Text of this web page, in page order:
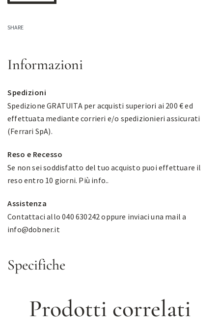
SHARE
Informazioni
Spedizioni
Spedizione GRATUITA per acquisti superiori ai 200 € ed
effettuata mediante corrieri e/o spedizionieri assicurati
(Ferrari SpA).
Reso e Recesso
Se non sei soddisfatto del tuo acquisto puoi effettuare il
reso entro 10 giorni. Più info..
Assistenza
Contattaci allo 040 630242 oppure inviaci una mail a
info@dobner.it
Specifiche
Prodotti correlati